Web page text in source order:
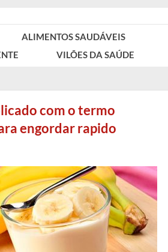
ALIMENTOS SAUDÁVEIS
VILÕES DA SAÚDE
com o termo
engordar rapido